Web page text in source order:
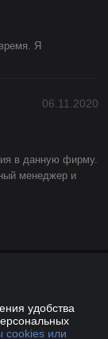
Я
06.11.2020
в данную фирму.
менеджер и
удобства
cookies или